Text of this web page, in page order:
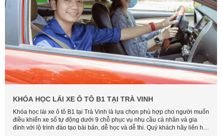
KHÓA HỌC LÁI XE Ô TÔ B1 TẠI TRÀ VINH
Khóa học lái xe ô tô B1 tại Trà Vinh là lựa chọn phù hợp cho người muốn
điều khiển xe số tự động dưới 9 chỗ phục vụ nhu cầu cá nhân và gia
đình với lộ trình đào tạo bài bản, dễ học và dễ thi. Quý khách hãy liên hệ